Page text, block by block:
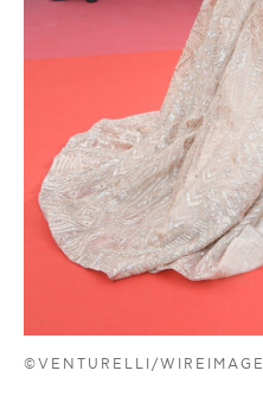
©VENTURELLI/WIREIMAGE